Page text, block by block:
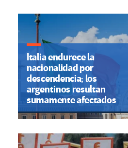
Italia endurece la
nacionalidad por
descendencia; los
argentinos resultan
sumamente afectados